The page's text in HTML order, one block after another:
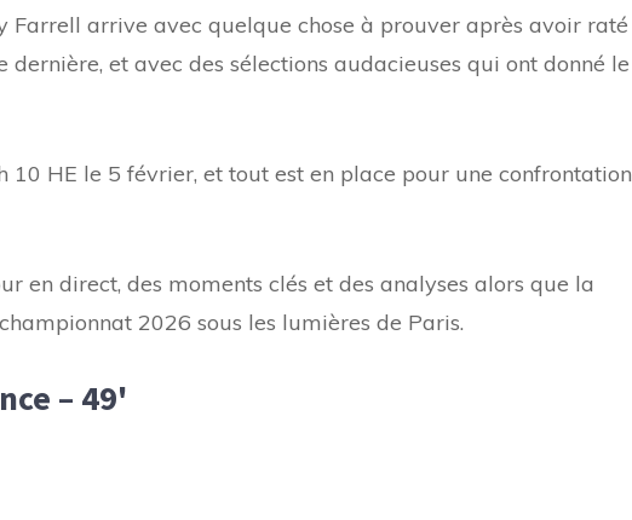
Farrell arrive avec quelque chose à prouver après avoir raté
et avec des sélections audacieuses qui ont donné le
10 HE le 5 février, et tout est en place pour une confrontation
en direct, des moments clés et des analyses alors que la
2026 sous les lumières de Paris.
– 49'